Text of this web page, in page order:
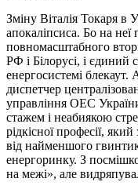
Зміну Віталія Токаря в
апокаліпсиса. Бо на неї
повномасштабного
РФ і Білорусі, і єдиний
енергосистемі
диспетчер
управління ОЕС
стажем і неабиякою
рідкісної професії,
від найменшого
енергоринку. З
на межі», але